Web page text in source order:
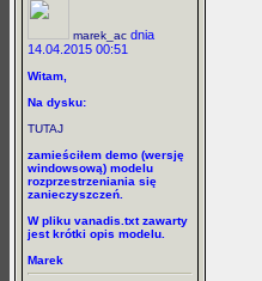
marek_ac dnia
14.04.2015 00:51
Witam,
Na dysku:
TUTAJ
zamieściłem demo (wersję
windowsową) modelu
rozprzestrzeniania się
zanieczyszczeń.
W pliku vanadis.txt zawarty
jest krótki opis modelu.
Marek